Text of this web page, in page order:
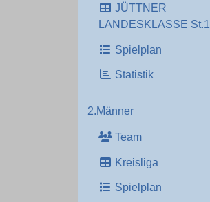
JÜTTNER
LANDESKLASSE St.1
Spielplan
Statistik
2.Männer
Team
Kreisliga
Spielplan